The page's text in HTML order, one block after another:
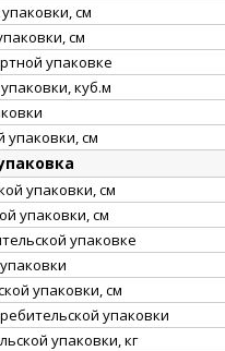
см
см
упаковке
куб.м
см
упаковки, см
упаковки, см
упаковке
упаковки, см
упаковки
упаковки, кг